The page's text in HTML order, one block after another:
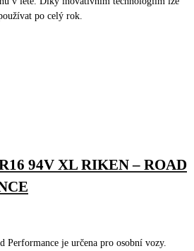
po celý rok.
94V XL RIKEN – ROAD
Performance je určena pro osobní vozy.